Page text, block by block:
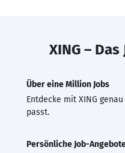
XING –
Über eine Million Jobs
Entdecke mit XING
passt.
Persönliche Job-